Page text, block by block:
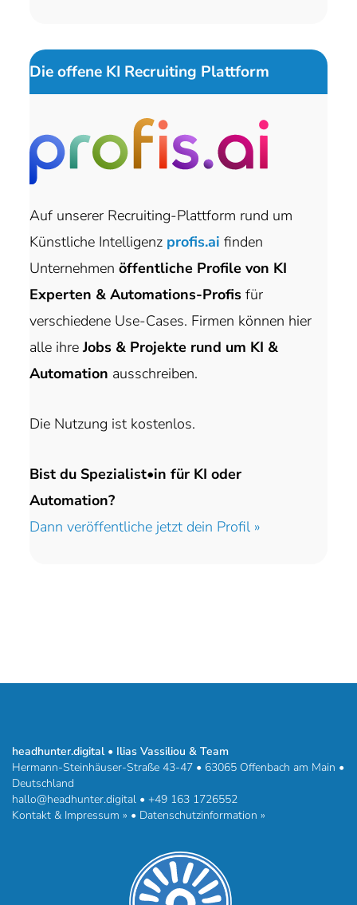
Die offene KI Recruiting Plattform
Auf unserer Recruiting-Plattform rund um
Künstliche Intelligenz profis.ai finden
Unternehmen öffentliche Profile von KI
Experten & Automations-Profis für
verschiedene Use-Cases. Firmen können hier
alle ihreJobs & Projekte rund um KI &
Automation ausschreiben.
Die Nutzung ist kostenlos.
Bist du Spezialist•in für KI oder
Automation?
Dann veröffentliche jetzt dein Profil »
headhunter.digital • Ilias Vassiliou & Team
Hermann-Steinhäuser-Straße 43-47 • 63065 Offenbach am Main •
Deutschland
hallo@headhunter.digital • +49 163 1726552
Kontakt & Impressum » • Datenschutzinformation »